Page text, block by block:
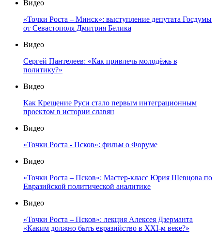
Видео
«Точки Роста – Минск»: выступление депутата Госдумы
от Севастополя Дмитрия Белика
Видео
Сергей Пантелеев: «Как привлечь молодёжь в
политику?»
Видео
Как Крещение Руси стало первым интеграционным
проектом в истории славян
Видео
«Точки Роста - Псков»: фильм о Форуме
Видео
«Точки Роста – Псков»: Мастер-класс Юрия Шевцова по
Евразийской политической аналитике
Видео
«Точки Роста – Псков»: лекция Алексея Дзерманта
«Каким должно быть евразийство в XXI-м веке?»